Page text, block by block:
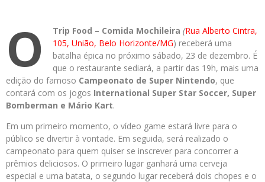
O Trip Food – Comida Mochileira (Rua Alberto Cintra,
105, União, Belo Horizonte/MG) receberá uma
batalha épica no próximo sábado, 23 de dezembro. É
que o restaurante sediará, a partir das 19h, mais uma
edição do famoso Campeonato de Super Nintendo, que
contará com os jogos International Super Star Soccer, Super
Bomberman e Mário Kart.
Em um primeiro momento, o vídeo game estará livre para o
público se divertir à vontade. Em seguida, será realizado o
campeonato para quem quiser se inscrever para concorrer a
prêmios deliciosos. O primeiro lugar ganhará uma cerveja
especial e uma batata, o segundo lugar receberá dois chopes e o